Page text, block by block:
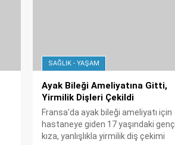
SAĞLIK - YAŞAM
Ayak Bileği Ameliyatına Gitti,
Yirmilik Dişleri Çekildi
Fransa'da ayak bileği ameliyatı için
hastaneye giden 17 yaşındaki genç
kıza, yanlışlıkla yirmilik diş çekimi